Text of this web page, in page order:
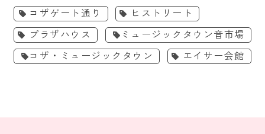
コザゲート通り
ヒストリート
プラザハウス
ミュージックタウン音市場
コザ・ミュージックタウン
エイサー会館